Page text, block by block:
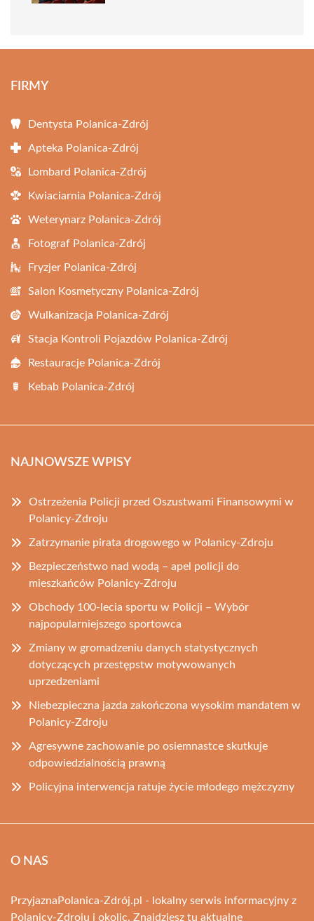
FIRMY
Dentysta Polanica-Zdrój
Apteka Polanica-Zdrój
Lombard Polanica-Zdrój
Kwiaciarnia Polanica-Zdrój
Weterynarz Polanica-Zdrój
Fotograf Polanica-Zdrój
Fryzjer Polanica-Zdrój
Salon Kosmetyczny Polanica-Zdrój
Wulkanizacja Polanica-Zdrój
Stacja Kontroli Pojazdów Polanica-Zdrój
Restauracje Polanica-Zdrój
Kebab Polanica-Zdrój
NAJNOWSZE WPISY
Ostrzeżenia Policji przed Oszustwami Finansowymi w
Polanicy-Zdroju
Zatrzymanie pirata drogowego w Polanicy-Zdroju
Bezpieczeństwo nad wodą – apel policji do
mieszkańców Polanicy-Zdroju
Obchody 100-lecia sportu w Policji – Wybór
najpopularniejszego sportowca
Zmiany w gromadzeniu danych statystycznych
dotyczących przestępstw motywowanych
uprzedzeniami
Niebezpieczna jazda zakończona wysokim mandatem w
Polanicy-Zdroju
Agresywne zachowanie po osiemnastce skutkuje
odpowiedzialnością prawną
Policyjna interwencja ratuje życie młodego mężczyzny
O NAS
PrzyjaznaPolanica-Zdrój.pl - lokalny serwis informacyjny z
Polanicy-Zdroju i okolic. Znajdziesz tu aktualne